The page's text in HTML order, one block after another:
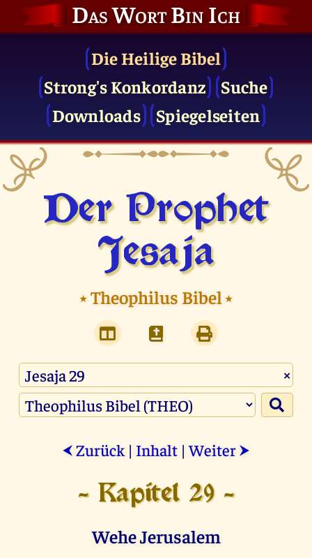
Das Wort Bin Ich
Die Heilige Bibel
Strong's Konkordanz
Suche
Downloads
Spiegelseiten
Der Prophet
Jesaja
⭑Theophilus Bibel⭑
×
⮜ Zurück | Inhalt |Weiter ⮞
- Kapitel 29 -
Wehe Jerusalem